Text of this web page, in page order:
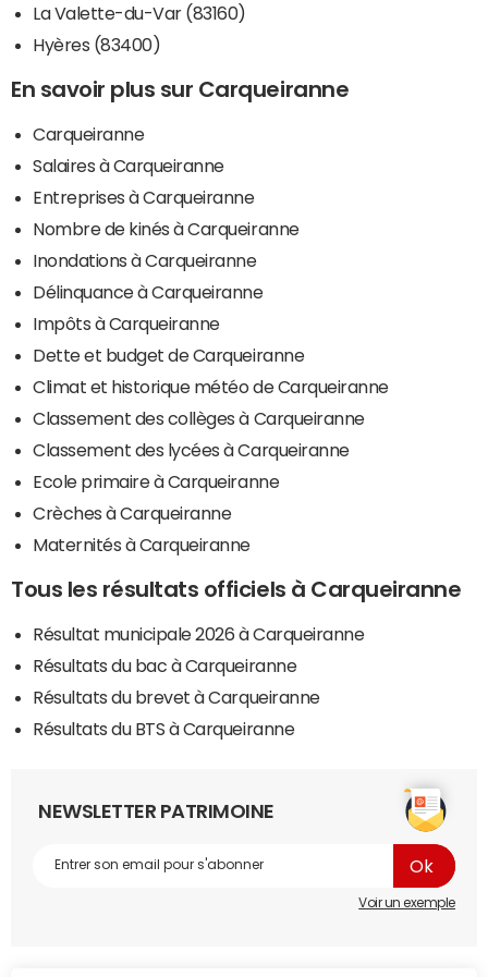
La Valette-du-Var (83160)
Hyères (83400)
En savoir plus sur Carqueiranne
Carqueiranne
Salaires à Carqueiranne
Entreprises à Carqueiranne
Nombre de kinés à Carqueiranne
Inondations à Carqueiranne
Délinquance à Carqueiranne
Impôts à Carqueiranne
Dette et budget de Carqueiranne
Climat et historique météo de Carqueiranne
Classement des collèges à Carqueiranne
Classement des lycées à Carqueiranne
Ecole primaire à Carqueiranne
Crèches à Carqueiranne
Maternités à Carqueiranne
Tous les résultats officiels à Carqueiranne
Résultat municipale 2026 à Carqueiranne
Résultats du bac à Carqueiranne
Résultats du brevet à Carqueiranne
Résultats du BTS à Carqueiranne
NEWSLETTER PATRIMOINE
Voir un exemple